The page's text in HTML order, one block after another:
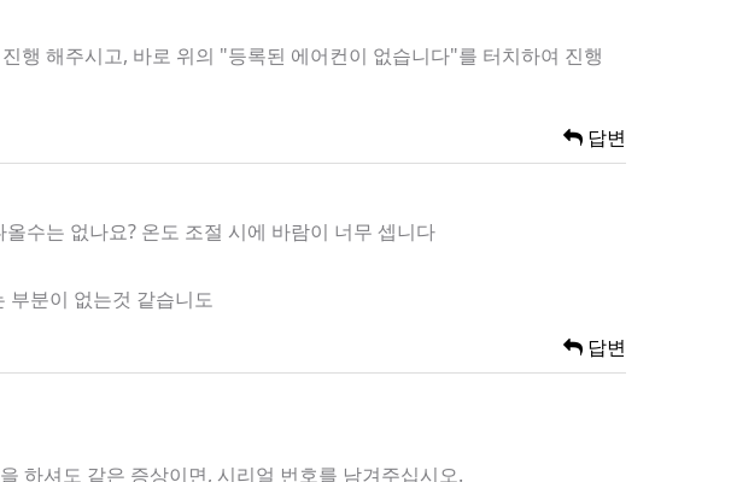
행 해주시고, 바로 위의 "등록된 에어컨이 없습니다"를 터치하여 진행
답변
수는 없나요? 온도 조절 시에 바람이 너무 셉니다
부분이 없는것 같습니도
답변
하셔도 같은 증상이면, 시리얼 번호를 남겨주십시오.